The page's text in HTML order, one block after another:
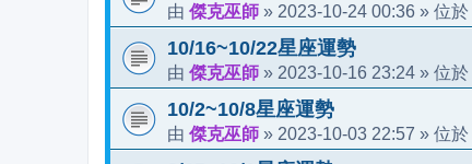
由 傑克巫師 » 2023-10-24 00:36 » 位於
10/16~10/22星座運勢
由 傑克巫師 » 2023-10-16 23:24 » 位於
10/2~10/8星座運勢
由 傑克巫師 » 2023-10-03 22:57 » 位於